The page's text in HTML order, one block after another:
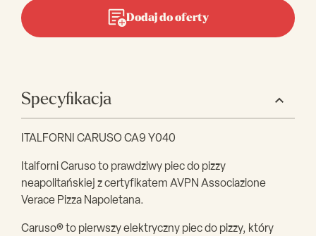
Dodaj do oferty
Specyfikacja
ITALFORNI CARUSO CA9 Y040
Italforni Caruso to prawdziwy piec do pizzy
neapolitańskiej z certyfikatem AVPN Associazione
Verace Pizza Napoletana.
Caruso® to pierwszy elektryczny piec do pizzy, który